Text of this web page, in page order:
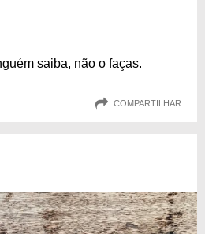
saiba, não o faças.
COMPARTILHAR